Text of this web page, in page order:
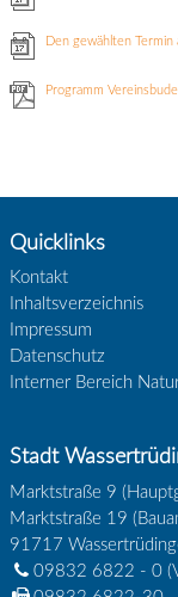
Den gewählten Termin
Programm
Quicklinks
Kontakt
Inhaltsverzeichnis
Impressum
Datenschutz
Interner Bereich
Stadt
Marktstraße 9
Marktstraße 19
91717
09832 6822 - 0